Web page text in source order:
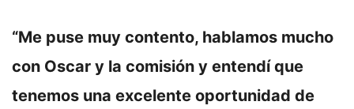
“Me puse muy contento, hablamos mucho
con Oscar y la comisión y entendí que
tenemos una excelente oportunidad de